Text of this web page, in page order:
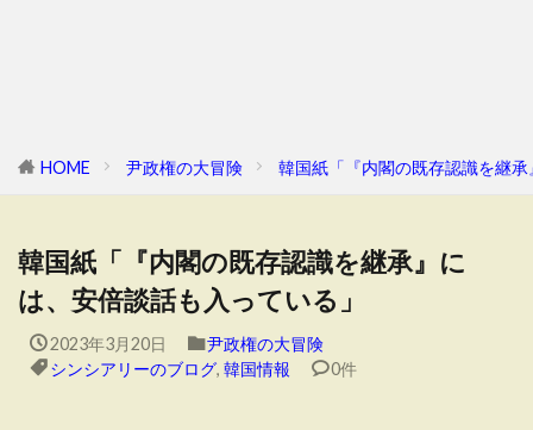
HOME 尹政権の大冒険 韓国紙「『内閣の既存認識を継
韓国紙「『内閣の既存認識を継承』に
は、安倍談話も入っている」
2023年3月20日
尹政権の大冒険
シンシアリーのブログ, 韓国情報 0件